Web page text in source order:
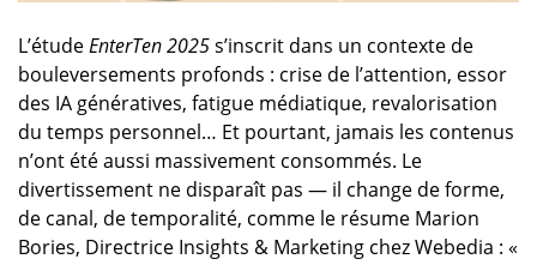
L’étudeEnterTen 2025s’inscrit dans un contexte de
bouleversements profonds : crise de l’attention, essor
des IA génératives, fatigue médiatique, revalorisation
du temps personnel… Et pourtant, jamais les contenus
n’ont été aussi massivement consommés. Le
divertissement ne disparaît pas — il change de forme,
de canal, de temporalité, comme le résume Marion
Bories, Directrice Insights & Marketing chez Webedia : «